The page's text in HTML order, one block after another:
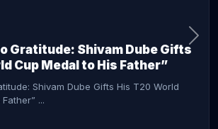
Gratitude: Shivam Dube Gifts
Cup Medal to His Father”
Shivam Dube Gifts His T20 World
...